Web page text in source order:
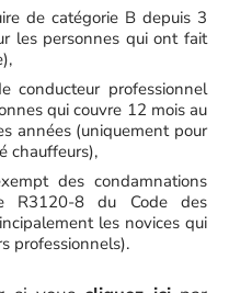
de catégorie B depuis 3
les personnes qui ont fait
conducteur professionnel
qui couvre 12 mois au
années (uniquement pour
chauffeurs),
des condamnations
R3120-8 du Code des
les novices qui
professionnels).